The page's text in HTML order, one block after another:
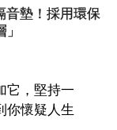
音墊！採用環保
它，堅持一
你懷疑人生